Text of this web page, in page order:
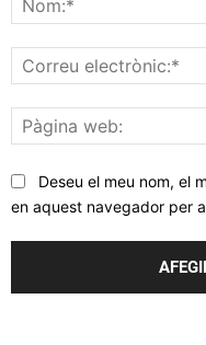
Deseu el meu nom, el
en aquest navegador per